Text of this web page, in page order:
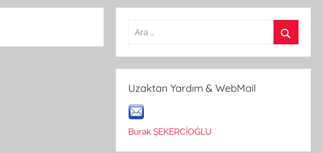
Arama:
Uzaktan Yardım & WebMail
Burak ŞEKERCİOĞLU